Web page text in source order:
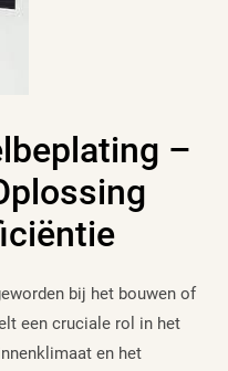
–
bij het bouwen of
een cruciale rol in het
en het